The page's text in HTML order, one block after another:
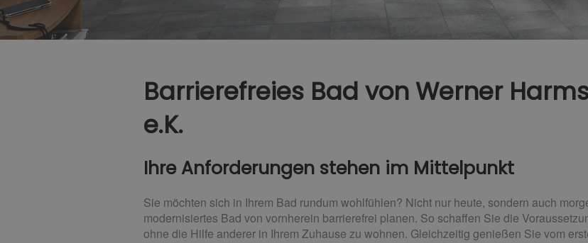
Barrierefreies Bad von Werner
e.K.
Ihre Anforderungen stehen im Mittelpunkt
Sie möchten sich in Ihrem Bad rundum wohlfühlen? Nicht nur heute, sondern auch
modernisiertes Bad von vornherein barrierefrei planen. So schaffen Sie die
ohne die Hilfe anderer in Ihrem Zuhause zu wohnen. Gleichzeitig genießen Sie vom